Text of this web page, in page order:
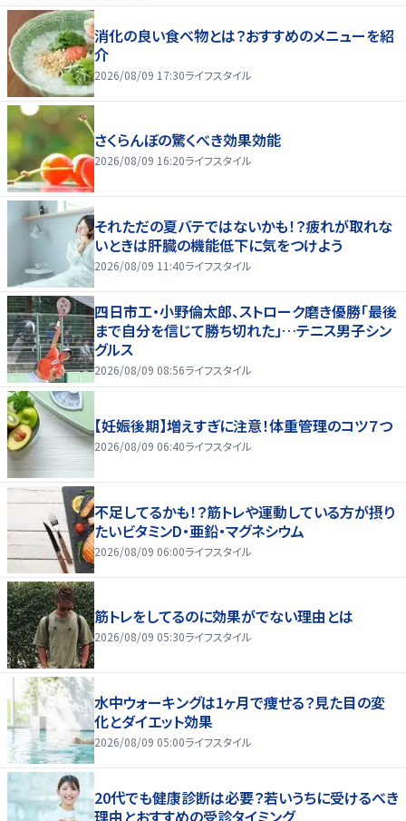
消化の良い食べ物とは？おすすめのメニューを紹
介
2026/08/09 17:30ライフスタイル
さくらんぼの驚くべき効果効能
2026/08/09 16:20ライフスタイル
それただの夏バテではないかも！？疲れが取れな
いときは肝臓の機能低下に気をつけよう
2026/08/09 11:40ライフスタイル
四日市工・小野倫太郎、ストローク磨き優勝「最後
まで自分を信じて勝ち切れた」…テニス男子シン
グルス
2026/08/09 08:56ライフスタイル
【妊娠後期】増えすぎに注意！体重管理のコツ７つ
2026/08/09 06:40ライフスタイル
不足してるかも！？筋トレや運動している方が摂り
たいビタミンD・亜鉛・マグネシウム
2026/08/09 06:00ライフスタイル
筋トレをしてるのに効果がでない理由とは
2026/08/09 05:30ライフスタイル
水中ウォーキングは1ヶ月で痩せる？見た目の変
化とダイエット効果
2026/08/09 05:00ライフスタイル
20代でも健康診断は必要？若いうちに受けるべき
理由とおすすめの受診タイミング